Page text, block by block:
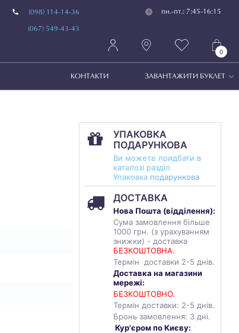
(098) 114-14-36
(067) 549-43-43
пн.-пт.: 7:45-16:15
0
КОНТАКТИ ЗАВАНТАЖИТИ БУКЛЕТ
УПАКОВКА
ПОДАРУНКОВА
Ви можете придбати в
каталозі разділ
Упаковка подарункова
ДОСТАВКА
Нова Пошта (відділення):
Сума замовлення більше
1000 грн. (з урахуванням
знижки) - доставка
БЕЗКОШТОВНА.
Термін доставки 2-5 днів.
Доставка на магазини
мережі:
БЕЗКОШТОВНО.
Термін доставки: 2-5 днів.
Бронь замовлення: 3 дні.
Кур'єром по Києву: